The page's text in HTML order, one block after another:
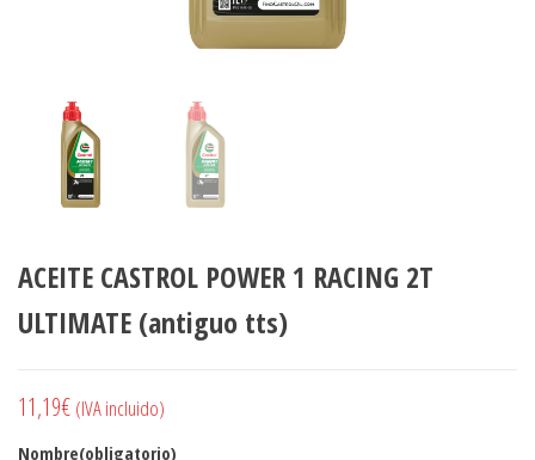
ACEITE CASTROL POWER 1 RACING 2T
ULTIMATE (antiguo tts)
11,19€ (IVA incluido)
Nombre(obligatorio)